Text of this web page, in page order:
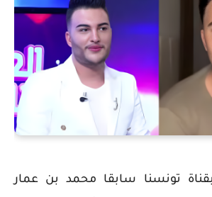
بقناة تونسنا سابقا محمد بن عمار